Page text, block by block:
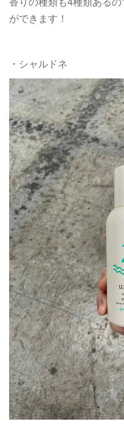
ができます！
・シャルドネ